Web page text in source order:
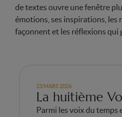
de textes ouvre une fenêtre
émotions, ses inspirations, les
façonnent et les réflexions
23 MARS 2026
La huitième
Parmi les voix du temps